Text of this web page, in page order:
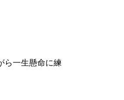
ら一生懸命に練